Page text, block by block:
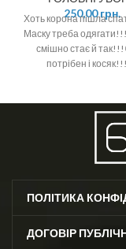
250,00грн.
Хоть корона пішла
Маску треба
смішно стає й
потрібен і
ПОЛІТИКА
ДОГОВІР